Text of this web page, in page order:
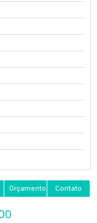
Orçamento Contato